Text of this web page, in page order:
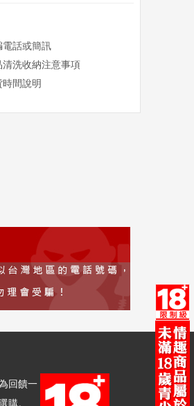
話或簡訊
洗收納注意事項
間說明
回饋一
。